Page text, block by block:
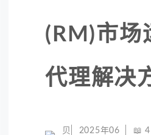
(RM)市场
代理解决
贝 2025年06 📖 4